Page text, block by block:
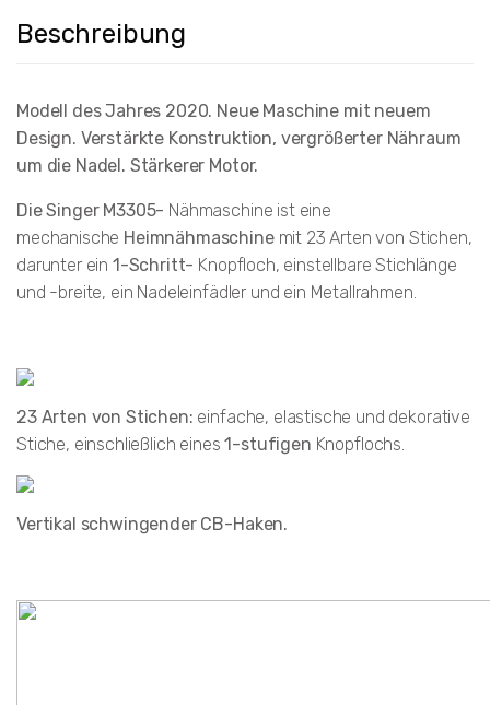
Beschreibung
Modell des Jahres 2020. Neue Maschine mit neuem
Design. Verstärkte Konstruktion, vergrößerter Nähraum
um die Nadel. Stärkerer Motor.
Die Singer M3305- Nähmaschine ist eine
mechanische Heimnähmaschinemit 23 Arten von Stichen,
darunter ein 1-Schritt- Knopfloch, einstellbare Stichlänge
und -breite, ein Nadeleinfädler und ein Metallrahmen.
23 Arten von Stichen: einfache, elastische und dekorative
Stiche, einschließlich eines1-stufigen Knopflochs.
Vertikal schwingender CB-Haken.